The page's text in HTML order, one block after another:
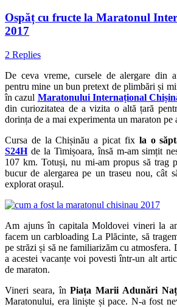
Ospăț cu fructe la Maratonul
2017
2 Replies
De ceva vreme, cursele de alergare din
pentru mine un bun pretext de plimbări și
în cazul Maratonului Internațional
din curiozitatea de a vizita o altă țară
dorința de a mai experimenta un maraton pe
Cursa de la Chișinău a picat fix la o
S24Hde la Timișoara, însă m-am simțit
107 km. Totuși, nu mi-am propus să trag
bucur de alergarea pe un traseu nou, cât
explorat orașul.
Am ajuns în capitala Moldovei vineri la
facem un carbloading La Plăcinte, să
pe străzi și să ne familiarizăm cu atmosfera.
a acestei vacanțe voi povesti într-un alt
de maraton.
Vineri seara, înPiața Marii Adunări
Maratonului, era liniște și pace. N-a fost